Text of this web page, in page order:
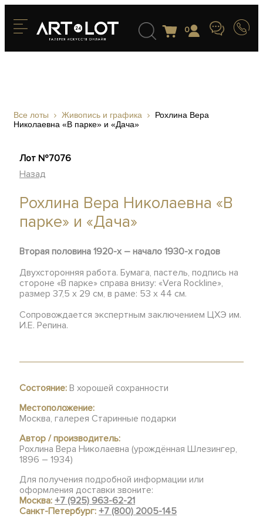
0
Все лоты Живопись и графика
Рохлина Вера
Николаевна «В парке» и «Дача»
Лот №7076
Назад
Рохлина Вера Николаевна «В
парке» и «Дача»
Вторая половина 1920-х – начало 1930-х годов
Двухсторонняя работа. Бумага, пастель, подпись на
стороне «В парке» справа внизу: «Vera Rockline»,
размер 37,5 х 29 см, в раме: 53 х 44 см.
Сопровождается экспертным заключением ЦХЭ им.
И.Е. Репина.
Состояние: В хорошей сохранности
Местоположение:
Москва, галерея Старинные подарки
Автор / производитель:
Рохлина Вера Николаевна (урождённая Шлезингер,
1896 – 1934)
Для получения подробной информации или
оформления доставки звоните:
Москва:+7 (925) 963-62-21
Санкт-Петербург:+7 (800) 2005-145